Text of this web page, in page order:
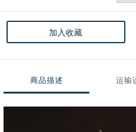
加入收藏
商品描述 运输